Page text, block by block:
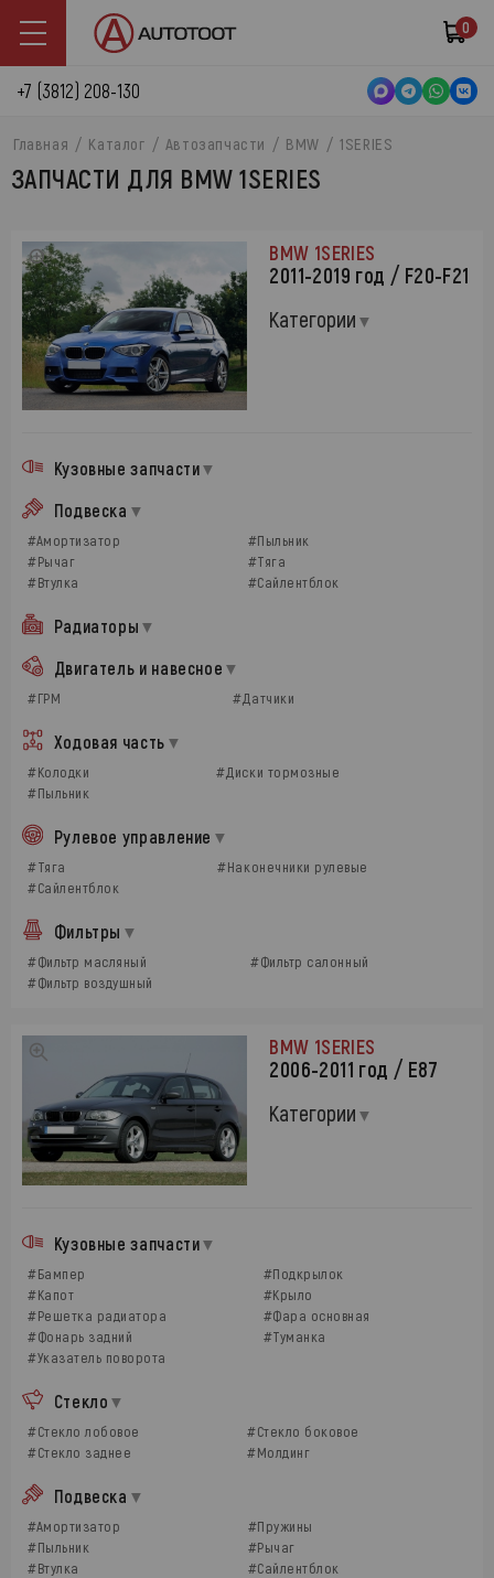
0
+7 (3812) 208-130
Главная Каталог Автозапчасти BMW 1SERIES
ЗАПЧАСТИ ДЛЯ BMW 1SERIES
BMW 1SERIES
2011-2019 год / F20-F21
Категории
Кузовные запчасти
Подвеска
#Амортизатор
#Пыльник
#Рычаг
#Тяга
#Втулка
#Сайлентблок
Радиаторы
Двигатель и навесное
#ГРМ #Датчики
Ходовая часть
#Колодки
#Диски тормозные
#Пыльник
Рулевое управление
#Тяга
#Наконечники рулевые
#Сайлентблок
Фильтры
#Фильтр масляный
#Фильтр салонный
#Фильтр воздушный
BMW 1SERIES
2006-2011 год / Е87
Категории
Кузовные запчасти
#Бампер
#Подкрылок
#Капот
#Крыло
#Решетка радиатора
#Фара основная
#Фонарь задний
#Туманка
#Указатель поворота
Стекло
#Стекло лобовое
#Стекло боковое
#Стекло заднее
#Молдинг
Подвеска
#Амортизатор
#Пружины
#Пыльник
#Рычаг
#Втулка
#Сайлентблок